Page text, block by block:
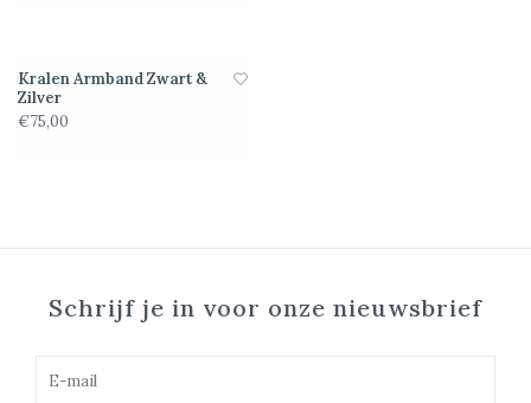
Kralen Armband Zwart &
Zilver
€75,00
Schrijf je in voor onze nieuwsbrief